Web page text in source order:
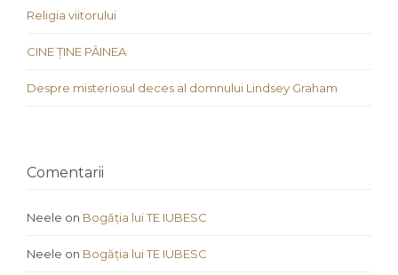
Religia viitorului
CINE ȚINE PÂINEA
Despre misteriosul deces al domnului Lindsey Graham
Comentarii
Neele on Bogăția lui TE IUBESC
Neele on Bogăția lui TE IUBESC